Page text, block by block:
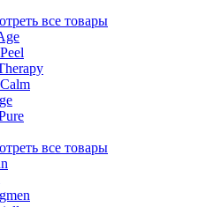
все товары
все товары